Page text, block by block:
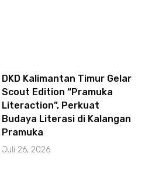
DKD Kalimantan Timur Gelar
Scout Edition “Pramuka
Literaction”, Perkuat
Budaya Literasi di Kalangan
Pramuka
Juli 26, 2026